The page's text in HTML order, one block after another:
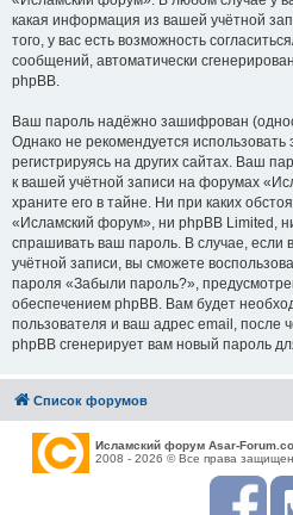
какая информация из вашей учётной
того, у вас есть возможность
сообщений, автоматически
phpBB.
Ваш пароль надёжно зашифрован
Однако не рекомендуется
регистрируясь на других сайтах. Ваш
к вашей учётной записи на форумах
храните его в тайне. Ни при каких
«Исламский форум», ни phpBB Limited,
спрашивать ваш пароль. В случае, если
учётной записи, вы сможете
пароля «Забыли пароль?»,
обеспечением phpBB. Вам будет
пользователя и ваш адрес email, после
phpBB сгенерирует вам новый пароль
Список форумов
Исламский форум Asar-
2008 - 2026 © Все права
F